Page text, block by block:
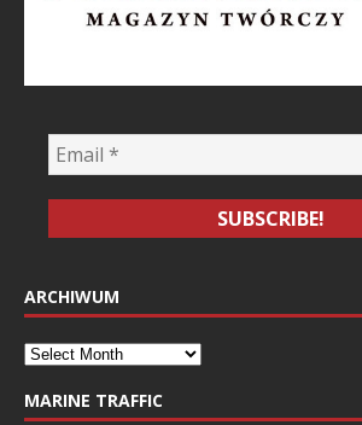
ARCHIWUM
MARINE TRAFFIC